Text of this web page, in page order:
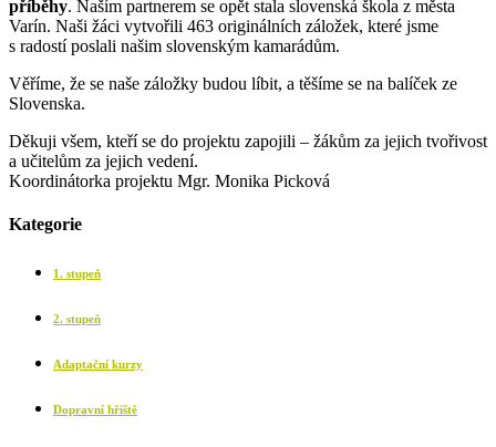
příběhy. Naším partnerem se opět stala slovenská škola z města
Varín. Naši žáci vytvořili 463 originálních záložek, které jsme
s radostí poslali našim slovenským kamarádům.
Věříme, že se naše záložky budou líbit, a těšíme se na balíček ze
Slovenska.
Děkuji všem, kteří se do projektu zapojili – žákům za jejich tvořivost
a učitelům za jejich vedení.
Koordinátorka projektu Mgr. Monika Picková
Kategorie
1. stupeň
2. stupeň
Adaptační kurzy
Dopravní hřiště